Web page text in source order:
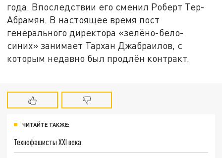
года. Впоследствии его сменил Роберт Тер-
Абрамян. В настоящее время пост
генерального директора «зелёно-бело-
синих» занимает Тархан Джабраилов, с
которым недавно был продлён контракт.
ЧИТАЙТЕ ТАКЖЕ:
Технофашисты XXI века